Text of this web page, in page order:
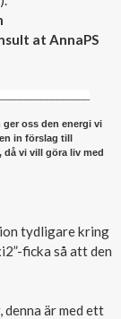
at AnnaPS
oss den energi vi
in förslag till
vi vill göra liv med
tydligare kring
ficka så att den
denna är med ett